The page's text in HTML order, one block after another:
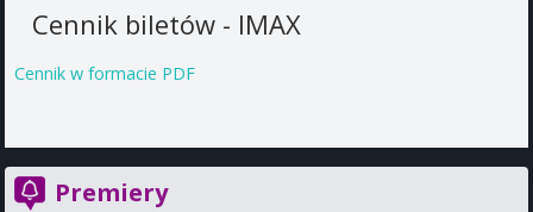
Cennik biletów - IMAX
Cennik w formacie PDF
Premiery